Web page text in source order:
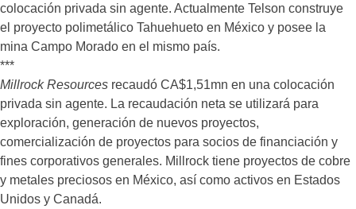
colocación privada sin agente. Actualmente Telson construye
el proyecto polimetálico Tahuehueto en México y posee la
mina Campo Morado en el mismo país.
***
Millrock Resources recaudó CA$1,51mn en una colocación
privada sin agente. La recaudación neta se utilizará para
exploración, generación de nuevos proyectos,
comercialización de proyectos para socios de financiación y
fines corporativos generales. Millrock tiene proyectos de cobre
y metales preciosos en México, así como activos en Estados
Unidos y Canadá.